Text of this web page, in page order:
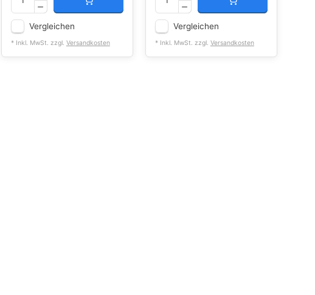
Vergleichen
* Inkl. MwSt. zzgl. Versandkosten
Vergleichen
* Inkl. MwSt. zzgl. Versandkosten